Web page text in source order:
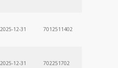
2025-12-31 7012511402
2025-12-31 702251702